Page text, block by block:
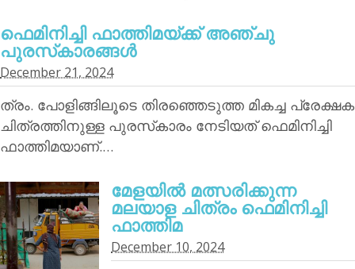
ഫെമിനിച്ചി ഫാത്തിമയ്ക്ക് അഞ്ചു
പുരസ്‌കാരങ്ങള്‍
December 21, 2024
ത്രം. പോളിങ്ങിലൂടെ തിരഞ്ഞെടുത്ത മികച്ച പ്രേക്ഷക
ചിത്രത്തിനുള്ള പുരസ്‌കാരം നേടിയത് ഫെമിനിച്ചി
ഫാത്തിമയാണ്.…
മേളയില്‍ മത്സരിക്കുന്ന
മലയാള ചിത്രം ഫെമിനിച്ചി
ഫാത്തിമ
December 10, 2024